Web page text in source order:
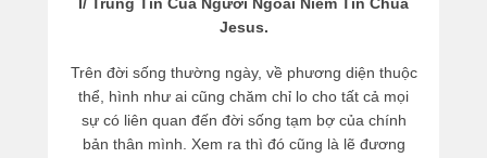
Jesus.
Trên đời sống thường ngày, về phương diện thuộc
thể, hình như ai cũng chăm chỉ lo cho tất cả mọi
sự có liên quan đến đời sống tạm bợ của chính
bản thân mình. Xem ra thì đó cũng là lẽ đương